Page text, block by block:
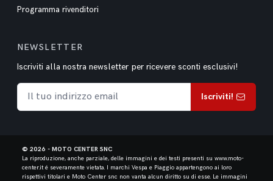
Programma rivenditori
NEWSLETTER
Iscriviti alla nostra newsletter per ricevere sconti esclusivi!
Iscriviti!
© 2026 - MOTO CENTER SNC
La riproduzione, anche parziale, delle immagini e dei testi presenti su www.moto-
center.it é severamente vietata. I marchi Vespa e Piaggio appartengono ai loro
rispettivi titolari e Moto Center snc non vanta alcun diritto su di esse. Le immagini